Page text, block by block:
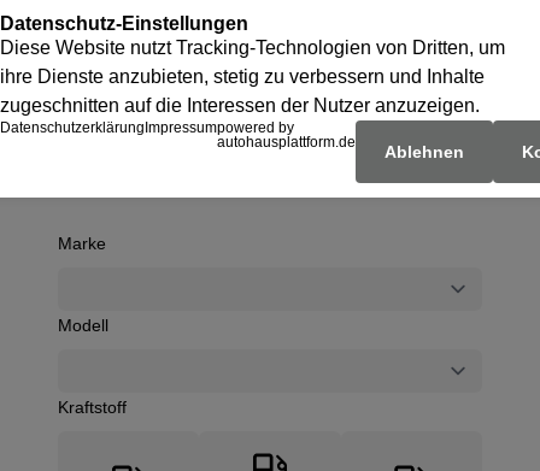
Fahrzeugsuche J & J
Marke
Modell
Kraftstoff